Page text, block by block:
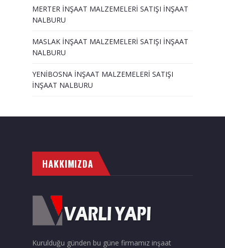
MERTER İNŞAAT MALZEMELERİ SATIŞI İNŞAAT
NALBURU
MASLAK İNŞAAT MALZEMELERİ SATIŞI İNŞAAT
NALBURU
YENİBOSNA İNŞAAT MALZEMELERİ SATIŞI
İNŞAAT NALBURU
HAKKIMIZDA
Kurulduğu günden bu güne firmamız inşaat